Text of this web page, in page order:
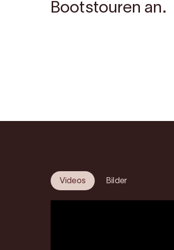
Bootstouren an.
Videos Bilder